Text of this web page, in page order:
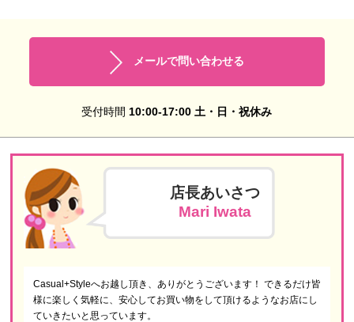
メールで問い合わせる
受付時間 10:00-17:00 土・日・祝休み
店長あいさつ
Mari Iwata
Casual+Styleへお越し頂き、ありがとうございます！ できるだけ皆
様に楽しく気軽に、安心してお買い物をして頂けるようなお店にし
ていきたいと思っています。